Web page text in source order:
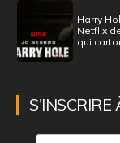
Harry
Netflix
qui